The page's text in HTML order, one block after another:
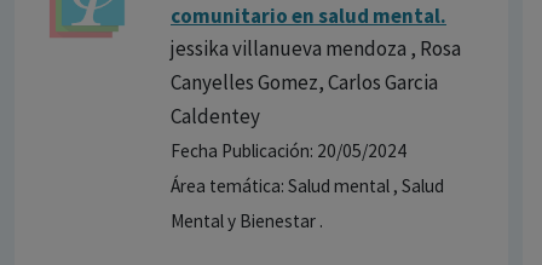
comunitario en salud mental.
jessika villanueva mendoza , Rosa
Canyelles Gomez, Carlos Garcia
Caldentey
Fecha Publicación: 20/05/2024
Área temática: Salud mental , Salud
Mental y Bienestar .